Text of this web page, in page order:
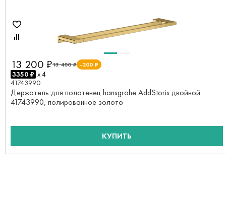
13 400 ₽ -200 ₽
13 200 ₽
3350 ₽ x 4
41743990
Держатель для полотенец hansgrohe AddStoris двойной
41743990, полированное золото
КУПИТЬ